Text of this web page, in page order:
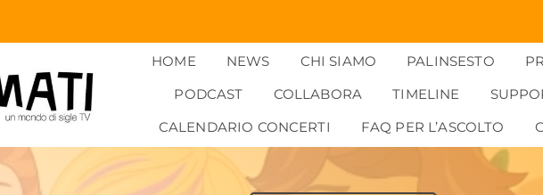
HOME NEWS CHI SIAMO PALINSESTO
PODCAST
COLLABORA TIMELINE
CALENDARIO CONCERTI
FAQ PER L’ASCOLTO